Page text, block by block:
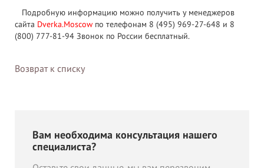
Подробную информацию можно получить у менеджеров
сайта Dverka.Moscow по телефонам 8 (495) 969-27-648 и 8
(800) 777-81-94 Звонок по России бесплатный.
Возврат к списку
Вам необходима консультация нашего
специалиста?